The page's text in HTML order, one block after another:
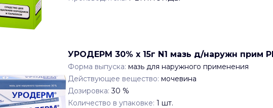
УРОДЕРМ 30% x 15г N1 мазь д/наружн прим
Форма выпуска: мазь для наружного применения
Действующее вещество: мочевина
Дозировка: 30 %
Количество в упаковке: 1 шт.